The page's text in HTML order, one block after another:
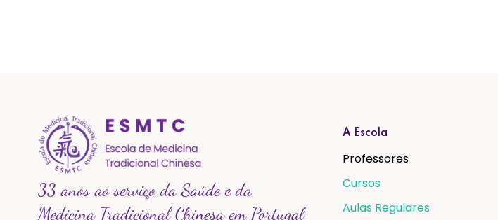
33 anos ao serviço da Saúde e da
Medicina Tradicional Chinesa em Portugal.
A Escola
Professores
Cursos
Aulas Regulares